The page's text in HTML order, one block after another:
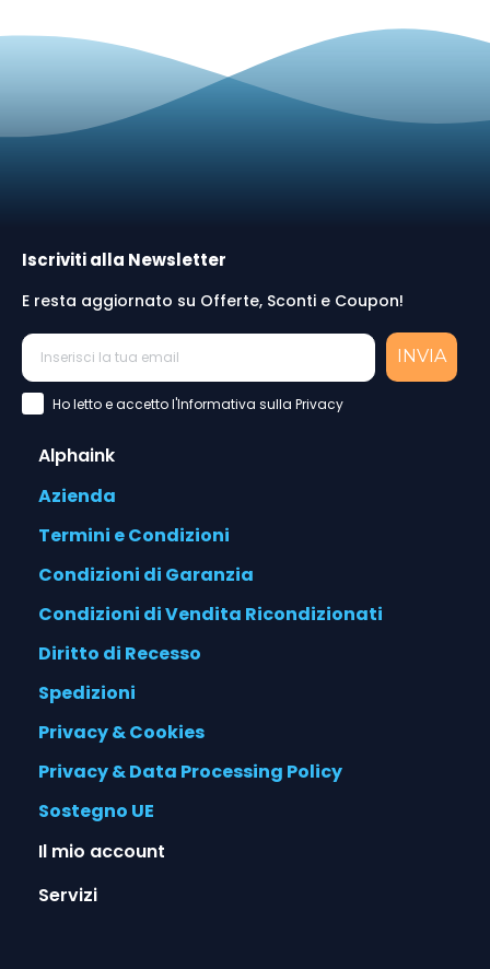
Iscriviti alla Newsletter
E resta aggiornato su Offerte, Sconti e Coupon!
INVIA
Accettazione Privacy Policy
Ho letto e accetto l'Informativa sulla Privacy
Alphaink
Azienda
Termini e Condizioni
Condizioni di Garanzia
Condizioni di Vendita Ricondizionati
Diritto di Recesso
Spedizioni
Privacy & Cookies
Privacy & Data Processing Policy
Sostegno UE
Il mio account
Servizi